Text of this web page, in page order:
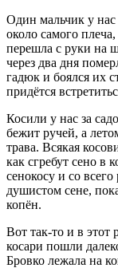
Один мальчик у нас
около самого
перешла с руки на
через два дня
гадюк и боялся их
придётся
Косили у нас за
бежит ручей, а
трава. Всякая
как сгребут сено в
сенокосу и со
душистом сене,
копён.
Вот так-то и в этот
косари пошли
Бровко лежала на